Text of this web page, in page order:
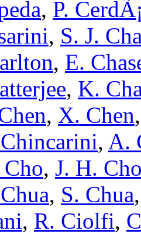
, P.
, S. J.
, E.
, K.
, X. Chen
, A.
, J. H.
, S. Chua
, R. Ciolfi,